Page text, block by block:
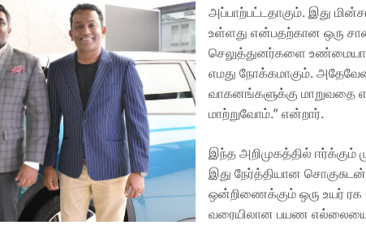
அப்பாற்பட்டதாகும். இது
உள்ளது என்பதற்கான ஒரு
செலுத்துனர்களை உண்மையாக
எமது நோக்கமாகும்.
வாகனங்களுக்கு மாறுவதை
மாற்றுவோம்.” என்றார்.
இந்த அறிமுகத்தில்
இது நேர்த்தியான
ஒன்றிணைக்கும் ஒரு உயர் ரக
வரையிலான பயண